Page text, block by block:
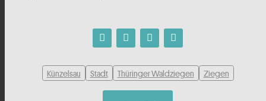
Künzelsau Stadt Thüringer Waldziegen Ziegen